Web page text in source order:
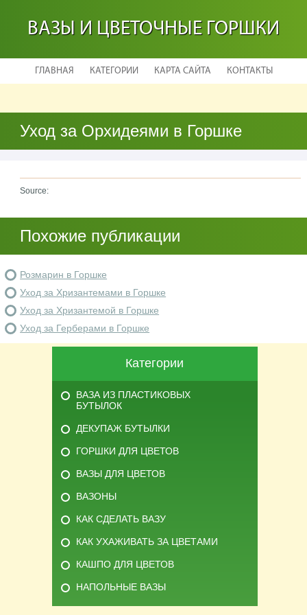
ВАЗЫ И ЦВЕТОЧНЫЕ ГОРШКИ
ГЛАВНАЯ КАТЕГОРИИ КАРТА САЙТА КОНТАКТЫ
Уход за Орхидеями в Горшке
Source:
Похожие публикации
Розмарин в Горшке
Уход за Хризантемами в Горшке
Уход за Хризантемой в Горшке
Уход за Герберами в Горшке
Категории
ВАЗА ИЗ ПЛАСТИКОВЫХ
БУТЫЛОК
ДЕКУПАЖ БУТЫЛКИ
ГОРШКИ ДЛЯ ЦВЕТОВ
ВАЗЫ ДЛЯ ЦВЕТОВ
ВАЗОНЫ
КАК СДЕЛАТЬ ВАЗУ
КАК УХАЖИВАТЬ ЗА ЦВЕТАМИ
КАШПО ДЛЯ ЦВЕТОВ
НАПОЛЬНЫЕ ВАЗЫ